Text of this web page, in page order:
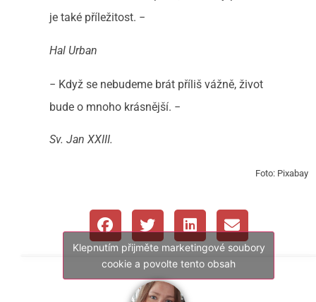
je také příležitost. −
Hal Urban
− Když se nebudeme brát příliš vážně, život
bude o mnoho krásnější. −
Sv. Jan XXIII.
Foto: Pixabay
Klepnutím přijměte marketingové soubory
cookie a povolte tento obsah